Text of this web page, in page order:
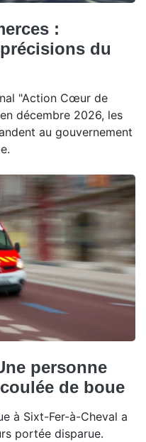
:
du
"Action Cœur de
décembre 2026, les
au gouvernement
personne
de boue
à Sixt-Fer-à-Cheval a
portée disparue.